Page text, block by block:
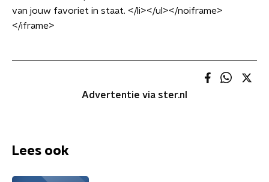
van jouw favoriet in staat. </li></ul></noiframe>
</iframe>
Advertentie via ster.nl
Lees ook